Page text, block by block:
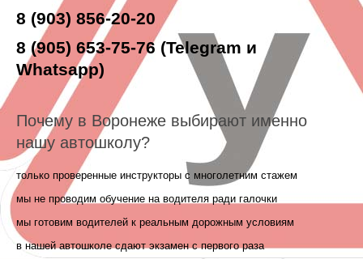
8 (903) 856-20-20
8 (905) 653-75-76 (Telegram и
Whatsapp)
Почему в Воронеже выбирают именно
нашу автошколу?
только проверенные инструкторы с многолетним стажем
мы не проводим обучение на водителя ради галочки
мы готовим водителей к реальным дорожным условиям
в нашей автошколе сдают экзамен с первого раза